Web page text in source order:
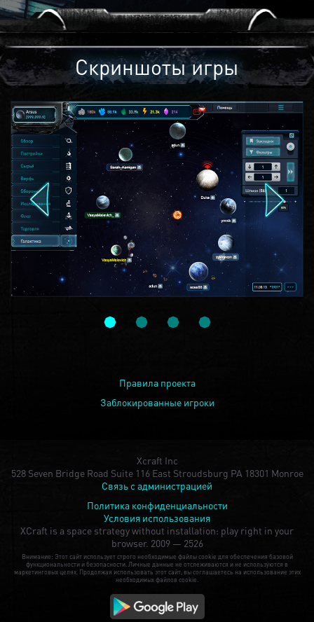
Скриншоты игры
Правила проекта
Заблокированные игроки
Xcraft Inc
528 Seven Bridge Road Suite 116 East Stroudsburg PA 18301 Monroe
Связь с администрацией
Политика конфиденциальности
Условия использования
XCraft is a space strategy without installation: play right in your
browser. 2009 — 2526
Внимание: Этот сайт использует строго необходимые файлы cookie для обеспечения базовой
функциональности и безопасности. Личные данные не отслеживаются и не используются в
маркетинговых целях. Продолжая использовать этот сайт, вы соглашаетесь на использование этих
необходимых файлов cookie.